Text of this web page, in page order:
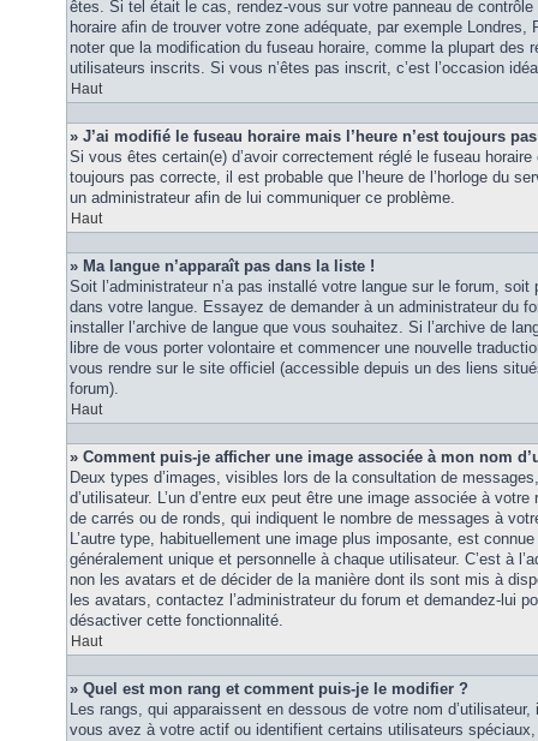
êtes. Si tel était le cas, rendez-vous sur votre panneau de
horaire afin de trouver votre zone adéquate, par exemple
noter que la modification du fuseau horaire, comme la plupart des
utilisateurs inscrits. Si vous n’êtes pas inscrit, c’est l’occasion
Haut
» J’ai modifié le fuseau horaire mais l’heure n’est toujours
Si vous êtes certain(e) d’avoir correctement réglé le fuseau horaire
toujours pas correcte, il est probable que l’heure de l’horloge du
un administrateur afin de lui communiquer ce problème.
Haut
» Ma langue n’apparaît pas dans la liste !
Soit l’administrateur n’a pas installé votre langue sur le forum, soit
dans votre langue. Essayez de demander à un administrateur du
installer l’archive de langue que vous souhaitez. Si l’archive de
libre de vous porter volontaire et commencer une nouvelle
vous rendre sur le site officiel (accessible depuis un des liens
forum).
Haut
» Comment puis-je afficher une image associée à mon nom
Deux types d’images, visibles lors de la consultation de
d’utilisateur. L’un d’entre eux peut être une image associée à
de carrés ou de ronds, qui indiquent le nombre de messages à
L’autre type, habituellement une image plus imposante, est
généralement unique et personnelle à chaque utilisateur. C’est à
non les avatars et de décider de la manière dont ils sont mis à
les avatars, contactez l’administrateur du forum et demandez-lui
désactiver cette fonctionnalité.
Haut
» Quel est mon rang et comment puis-je le modifier ?
Les rangs, qui apparaissent en dessous de votre nom
vous avez à votre actif ou identifient certains utilisateurs